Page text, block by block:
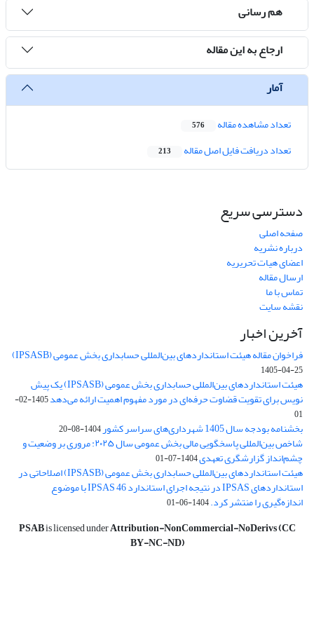
هم رسانی
ارجاع به این مقاله
آمار
تعداد مشاهده مقاله 576
تعداد دریافت فایل اصل مقاله 213
دسترسی سریع
صفحه اصلی
درباره نشریه
اعضای هیات تحریریه
ارسال مقاله
تماس با ما
نقشه سایت
آخرین اخبار
فراخوان مقاله هیئت استانداردهای بین‌المللی حسابداری بخش عمومی (IPSASB)
1405-04-25
هیئت استانداردهای بین‌المللی حسابداری بخش عمومی (IPSASB) یک پیش
نویس برای تقویت قضاوت‌ حرفه‌ای در مورد مفهوم اهمیت ارائه می‌دهد
1405-02-
01
بخشنامه بودجه سال 1405 شهرداری‌های سراسر کشور 1404-08-20
شاخص بین‌المللی پاسخگویی مالی بخش عمومی سال ۲۰۲۵: مروری بر وضعیت و
چشم‌انداز گزارشگری تعهدی1404-07-01
هیئت استانداردهای بین‌المللی حسابداری بخش عمومی (IPSASB) اصلاحاتی در
استانداردهای IPSAS در نتیجه اجرای استاندارد IPSAS 46 با موضوع
اندازه‌گیری را منتشر کرد.1404-06-01
PSABis licensed underAttribution-NonCommercial-NoDerivs (CC
BY-NC-ND)